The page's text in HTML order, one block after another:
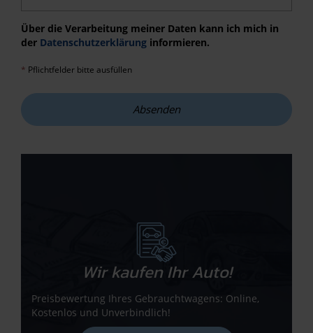
Über die Verarbeitung meiner Daten kann ich mich in
der Datenschutzerklärung informieren.
* Pflichtfelder bitte ausfüllen
Absenden
Wir kaufen Ihr Auto!
Preisbewertung Ihres Gebrauchtwagens: Online,
Kostenlos und Unverbindlich!